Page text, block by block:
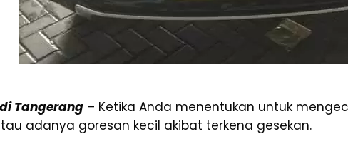
Tangerang – Ketika Anda menentukan untuk
adanya goresan kecil akibat terkena gesekan.